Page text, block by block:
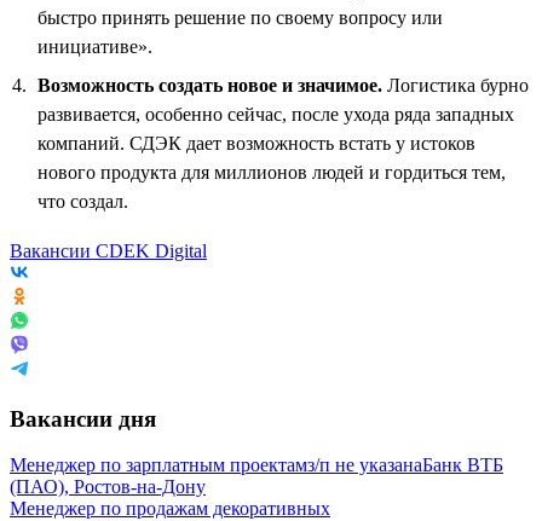
быстро принять решение по своему вопросу или
инициативе».
Возможность создать новое и значимое. Логистика бурно
развивается, особенно сейчас, после ухода ряда западных
компаний. СДЭК дает возможность встать у истоков
нового продукта для миллионов людей и гордиться тем,
что создал.
Вакансии CDEK Digital
Вакансии дня
Менеджер по зарплатным проектамз/п не указанаБанк ВТБ
(ПАО), Ростов-на-Дону
Менеджер по продажам декоративных